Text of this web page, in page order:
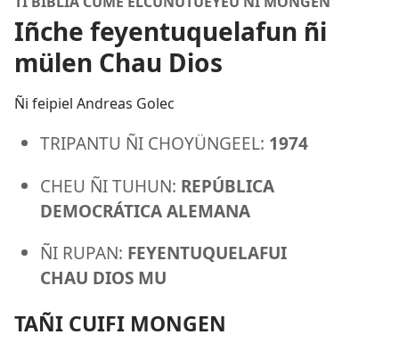
Iñche feyentuquelafun ñi
mülen Chau Dios
Ñi feipiel Andreas Golec
TRIPANTU ÑI CHOYÜNGEEL: 1974
CHEU ÑI TUHUN: REPÚBLICA
DEMOCRÁTICA ALEMANA
ÑI RUPAN: FEYENTUQUELAFUI
CHAU DIOS MU
TAÑI CUIFI MONGEN